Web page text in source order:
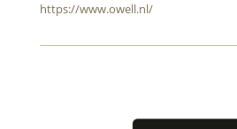
https://www.owell.nl/